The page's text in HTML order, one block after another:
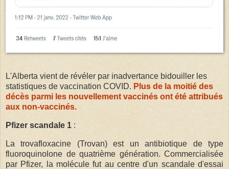
L'Alberta vient de révéler par inadvertance bidouiller les
statistiques de vaccination COVID. Plus de la moitié des
décès parmi les nouvellement vaccinés ont été attribués
aux non-vaccinés.
Pfizer scandale 1 :
La trovafloxacine (Trovan) est un antibiotique de type
fluoroquinolone de quatrième génération. Commercialisée
par Pfizer, la molécule fut au centre d'un scandale d'essai